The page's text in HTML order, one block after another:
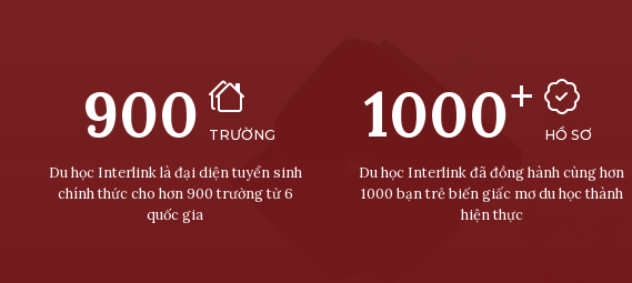
900 TRƯỜNG
Du học Interlink là đại diện tuyển sinh
chính thức cho hơn 900 trường từ 6
quốc gia
1000+
HỒ SƠ
Du học Interlink đã đồng hành cùng hơn
1000 bạn trẻ biến giấc mơ du học thành
hiện thực